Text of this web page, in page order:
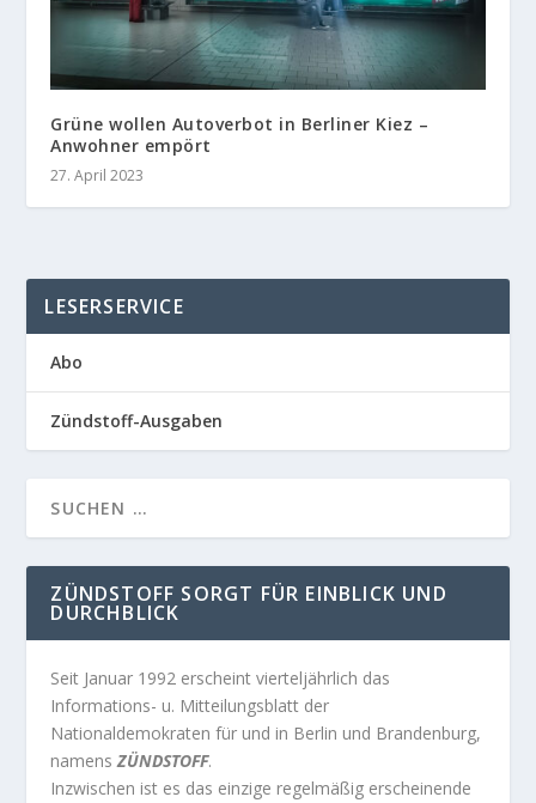
Grüne wollen Autoverbot in Berliner Kiez –
Anwohner empört
27. April 2023
LESERSERVICE
Abo
Zündstoff-Ausgaben
ZÜNDSTOFF SORGT FÜR EINBLICK UND
DURCHBLICK
Seit Januar 1992 erscheint vierteljährlich das
Informations- u. Mitteilungsblatt der
Nationaldemokraten für und in Berlin und Brandenburg,
namensZÜNDSTOFF.
Inzwischen ist es das einzige regelmäßig erscheinende